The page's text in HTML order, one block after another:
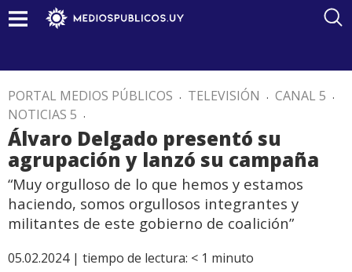
PORTAL MEDIOS PÚBLICOS . TELEVISIÓN . CANAL 5 .
NOTICIAS 5 .
Álvaro Delgado presentó su
agrupación y lanzó su campaña
“Muy orgulloso de lo que hemos y estamos
haciendo, somos orgullosos integrantes y
militantes de este gobierno de coalición”
05.02.2024 | tiempo de lectura: < 1 minuto